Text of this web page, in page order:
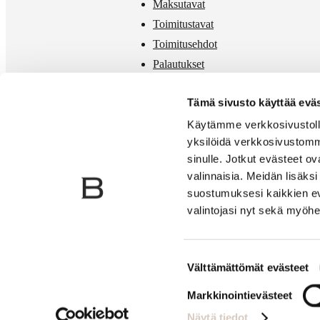
Tämä sivusto käyttää
Käytämme
yksilöidä
sinulle. Jotkut evästeet
valinnaisia. Meidän
suostumuksesi kaikkien
valintojasi nyt sekä
valinta
Välttämättömät evästeet
Markkinointievästeet
Näytä tiedot
Maksutavat
Toimitustavat
Toimitusehdot
Palautukset